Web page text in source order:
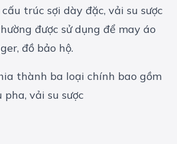
trúc sợi dày đặc, vải su sược
được sử dụng để may áo
đồ bảo hộ.